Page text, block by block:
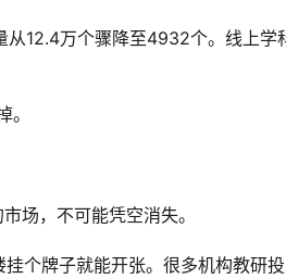
从12.4万个骤降至4932个。线
场，不可能凭空消失。
个牌子就能开张。很多机构教